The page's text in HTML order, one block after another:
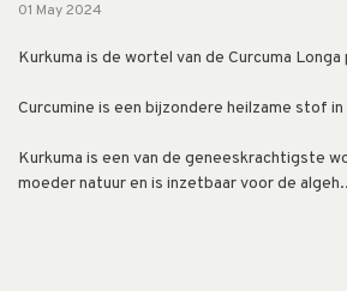
01 May 2024
Kurkuma is de wortel van de Curcuma Longa
Curcumine is een bijzondere heilzame stof in
Kurkuma is een van de geneeskrachtigste
moeder natuur en is inzetbaar voor de